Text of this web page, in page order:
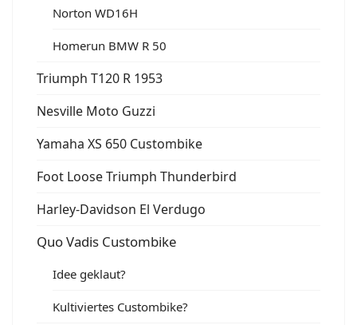
Norton WD16H
Homerun BMW R 50
Triumph T120 R 1953
Nesville Moto Guzzi
Yamaha XS 650 Custombike
Foot Loose Triumph Thunderbird
Harley-Davidson El Verdugo
Quo Vadis Custombike
Idee geklaut?
Kultiviertes Custombike?